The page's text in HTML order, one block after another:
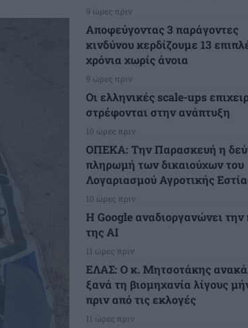
9 ώρες πριν
Αποφεύγοντας 3 παράγοντες
κινδύνου κερδίζουμε 13
χρόνια χωρίς άνοια
9 ώρες πριν
Οι ελληνικές scale-ups
στρέφονται στην ανάπτυξη
10 ώρες πριν
ΟΠΕΚΑ: Την Παρασκευή η
πληρωμή των δικαιούχων του
Λογαριασμού Αγροτικής
10 ώρες πριν
H Google αναδιοργανώνει την
της AI
11 ώρες πριν
ΕΛΑΣ: Ο κ. Μητσοτάκης
ξανά τη βιομηχανία λίγους
πριν από τις εκλογές
11 ώρες πριν